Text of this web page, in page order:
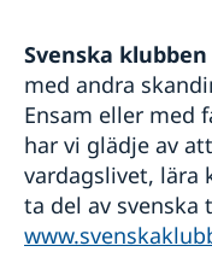
Svenska
med andra
Ensam eller med
har vi glädje av
vardagslivet, lära
ta del av svenska